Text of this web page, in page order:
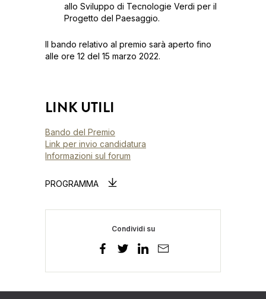
allo Sviluppo di Tecnologie Verdi per il
Progetto del Paesaggio.
Il bando relativo al premio sarà aperto fino
alle ore 12 del 15 marzo 2022.
LINK UTILI
Bando del Premio
Link per invio candidatura
Informazioni sul forum
PROGRAMMA
Condividi su